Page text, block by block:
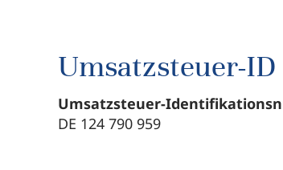
Umsatzsteuer-ID
Umsatzsteuer-
DE 124 790 959